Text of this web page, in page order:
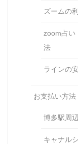
ズームの
zoom占
法
ラインの
お支払い方法
博多駅周
キャナル